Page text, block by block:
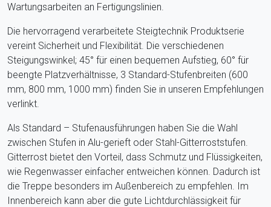
Wartungsarbeiten an Fertigungslinien.
Die hervorragend verarbeitete Steigtechnik Produktserie
vereint Sicherheit und Flexibilität. Die verschiedenen
Steigungswinkel; 45° für einen bequemen Aufstieg, 60° für
beengte Platzverhältnisse, 3 Standard-Stufenbreiten (600
mm, 800 mm, 1000 mm) finden Sie in unseren Empfehlungen
verlinkt.
Als Standard – Stufenausführungen haben Sie die Wahl
zwischen Stufen in Alu-gerieft oder Stahl-Gitterroststufen.
Gitterrost bietet den Vorteil, dass Schmutz und Flüssigkeiten,
wie Regenwasser einfacher entweichen können. Dadurch ist
die Treppe besonders im Außenbereich zu empfehlen. Im
Innenbereich kann aber die gute Lichtdurchlässigkeit für